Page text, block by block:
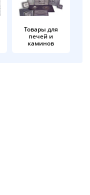
Товары для
печей и
каминов